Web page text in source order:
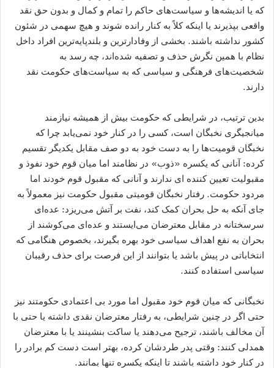
که یا اندیشه‌ها و سیاست‌های حاکم را تمام و کمال و بدون حق نقد
واقعی بپذیرند یا اینکه کلاً به کنار رانده شوند و هیچ سهمی در شئون
کشور نداشته باشند. بخشی از وفادارترین و بلندپایه‌ترین افراد داخل
نظام با همین نگرش حذف و تصفیه شده‌اند، چه رسد به
شخصیت‌های فرهنگی و سیاسی که به سیاست‌های حکومت نقد
دارند.
بدین ترتیب، در شرایطی که حکومت بیش از همیشه نیازمند
میانجیگری نخبگان است، کسی را در کنار خود نمی‌یابد چرا که
نخبگان قومیت‌ها را به دست خود به دو صف مقابل یکدیگر تقسیم
کرده: آنانی که یکسره «ذوب» در نظامند اما میان قوم خود نفوذ و
مقبولیت تعیین کننده ای ندارند و آنانی که مقبول قوم خودند اما
مردود حکومت. رفتار نخبگان قومیتی مقبول حکومت نیز معمولاً به
جای آنکه به حل بحران کمک کند، نفت بر آتش می‌ریزد: عده‌ای
سرسختانه در مقابل معترضان می‌ایستند و عده‌ای می‌کوشند از
بحران به نفع اهداف سیاسی خود بهره بگیرند، بخصوص هنگامی که
انتخاباتی در پیش باشد یا بتوانند از این فرصت برای حذف رقیبان
سیاسی استفاده کنند.
نخبگانی که میان قوم خود مقبول اما مورد بی اعتمادی حکومتند نیز
حتی اگر در چنین شرایطی، به رفتار معترضان نقدی داشته یا حتی با
آن مخالف باشند، ترجیح می‌دهند یا ساکت بنشینند یا با معترضان
همدلی کنند: وقتی پدر طردشان کرده، بهتر است دست کم برادر را
در کنار خود داشته باشند تا اینکه یکسره تنها بمانند.